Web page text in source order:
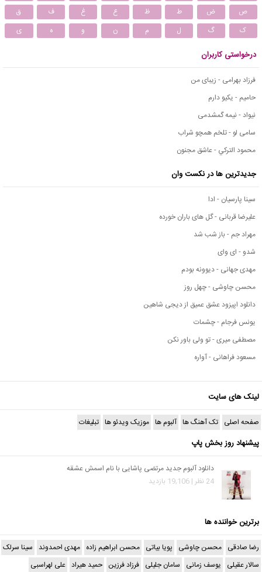
ص
ض ط ظ ع غ ف
ق
ک
گ ل م ن و ه ی
درخواستی کاربران
فرزاد بهرامی - زیبای من
حامیم - یکیو دارم
نیواد - نیمه گمشدمی
سامی لو - تلخم همچو شراب
محمود التركي - عاشق مجنون
جدیدترین ها در نکست وان
سینا پارسیان - ادا
علیرضا قربانی - گل های باران خورده
مهراد جم - باز شب شد
شدو - ای وای
مهدی جهانی - دیوونه بودم
محسن چاوشی - چهل روز
دانلود اپیزود عشق عمیق از دیجی شاهین
یونس فرجام - چشمات
مصطفی میری - تو ولی باور نکن
مسعود فراهانی - آواره
لینک های سایت
صفحه اصلی تک آهنگ ها آلبوم ها موزیک ویدئو ها تبلیغات
پیشنهاد روز بخش پاپ
دانلود آلبوم جدید مرتضی پاشایی با نام اسمش عشقه
24 نظر | 19,106 بازدید
برترین خواننده ها
رضا صادقی محسن چاوشی پویا بیاتی محسن ابراهیم زاده مهدی احمدوند سینا سرلک
سالار عقیلی یوسف زمانی سامان جلیلی فرزاد فرزین حمید هیراد علی لهراسبی